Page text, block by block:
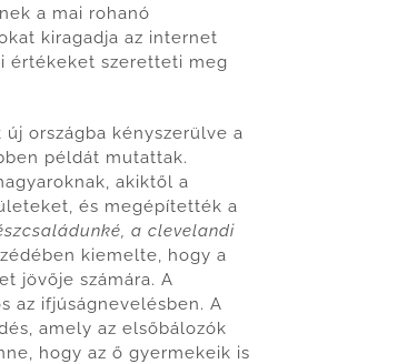
a mai rohanó
kiragadja az internet
értékeket szeretteti meg
országba kényszerülve a
példát mutattak.
akiktől a
és megépítették a
a clevelandi
kiemelte, hogy a
jövője számára. A
az ifjúságnevelésben. A
amely az elsőbálozók
hogy az ő gyermekeik is